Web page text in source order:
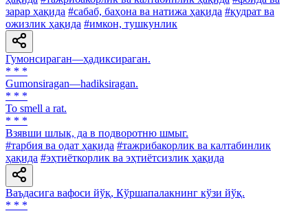
зарар ҳақида #сабаб, баҳона ва натижа ҳақида #қудрат ва
ожизлик ҳақида #имкон, тушкунлик
Гумонсираган—ҳадиксираган.
* * *
Gumonsiragan—hadiksiragan.
* * *
To smell a rat.
* * *
Взявши шлык, да в подворотню шмыг.
#тарбия ва одат ҳақида #тажрибакорлик ва калтабинлик
ҳақида #эҳтиёткорлик ва эҳтиётсизлик ҳақида
Ваъдасига вафоси йўқ, Кўршапалакнинг кўзи йўқ.
* * *